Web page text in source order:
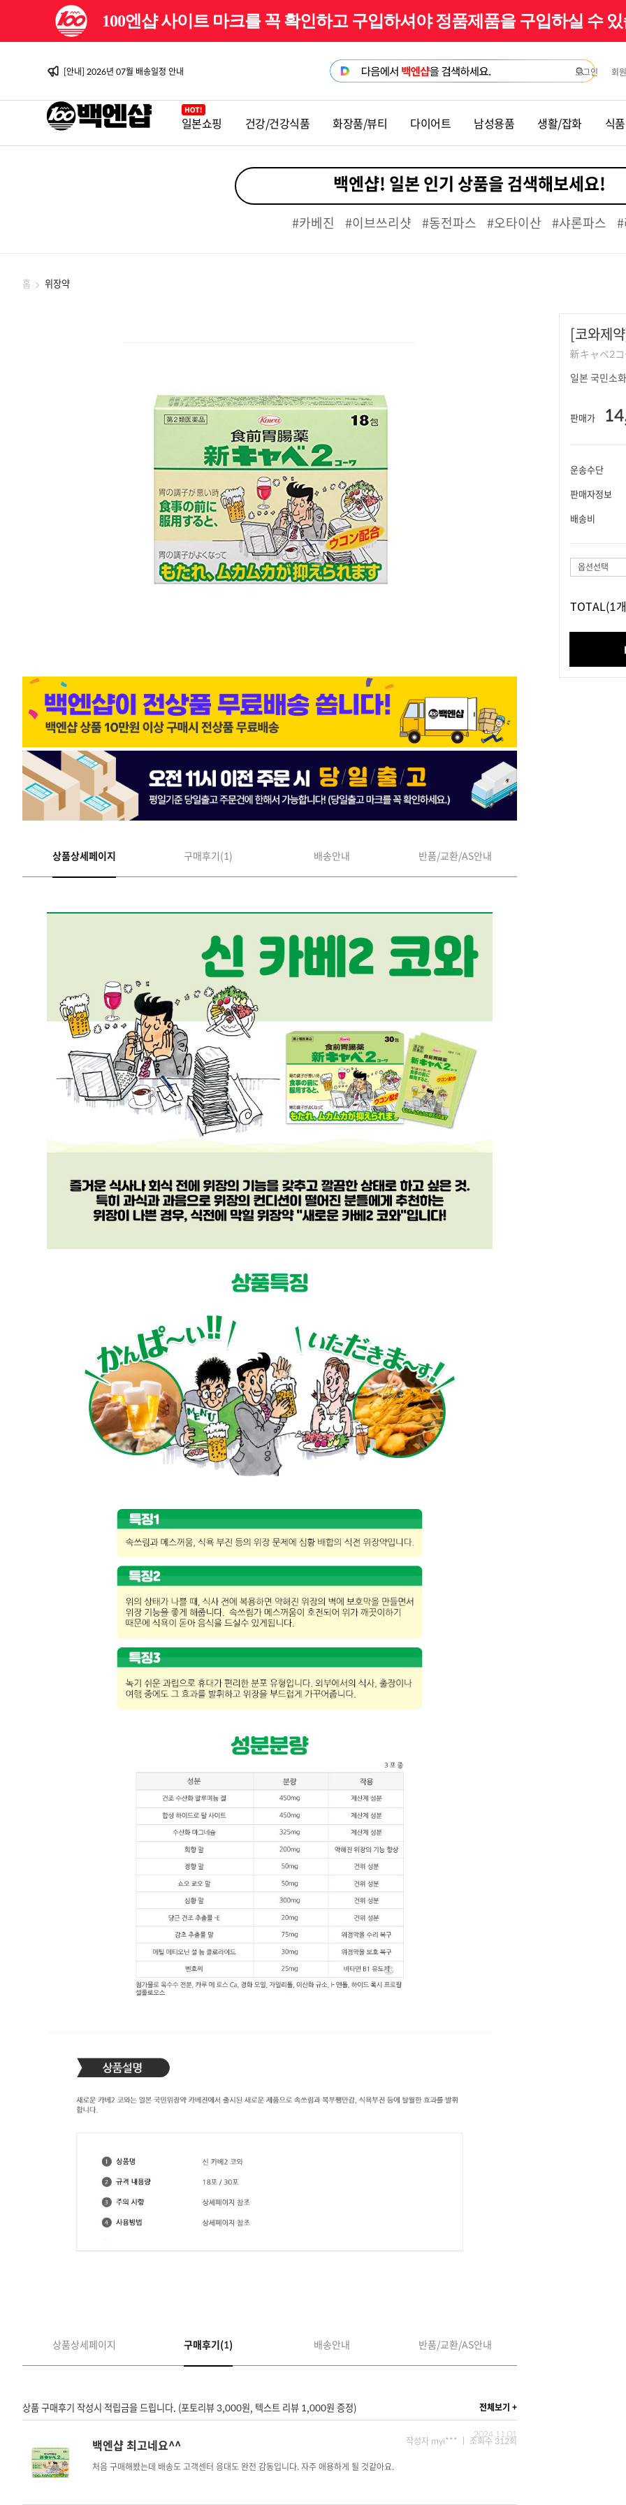
100엔샵 사이트 마크를 꼭 확인하고 구입하셔야 정품제품을 구입하실 수
[이벤트] 백엔샵 10주년 감사제
[안내] 2026년 08월 배송일정 안내
[안내] 2026년 07월 배송일정 안내
[이벤트] 백엔샵 10주년 감사제
[안내] 2026년 08월 배송일정 안내
[이벤트] 백엔샵 10주년 감사제 2탄일본쇼핑 건강/건강식품 화장품/뷰티 다이어트 남성용품 생활/잡화 식품
로그인 회
#카베진 #이브쓰리샷 #동전파스 #오타이산 #샤론파스
홈 위장약
상품상세페이지 구매후기(1) 배송안내 반품/교환/AS안내
상품상세페이지 구매후기(1) 배송안내 반품/교환/AS안내
상품 구매후기 작성시 적립금을 드립니다. (포토리뷰 3,000원, 텍스트 리뷰 1,000원 증정) 전체보기 +
2024.11.01
백엔샵 최고네요^^ 작성자 myi*** ㅣ 조회수 312회
처음 구매해봤는데 배송도 고객센터 응대도 완전 감동입니다. 자주 애용하게 될 것같아요.
[코와제
新キャベ2
일본 국민소
판매가
운송수단
판매자정보
배송비
옵션선택
TOTAL(1